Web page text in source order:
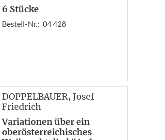
6 Stücke
Bestell-Nr.: 04 428
DOPPELBAUER, Josef
Friedrich
Variationen über ein
oberösterreichisches